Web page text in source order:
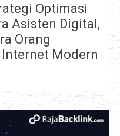
Optimasi
Asisten Digital,
Orang
Modern